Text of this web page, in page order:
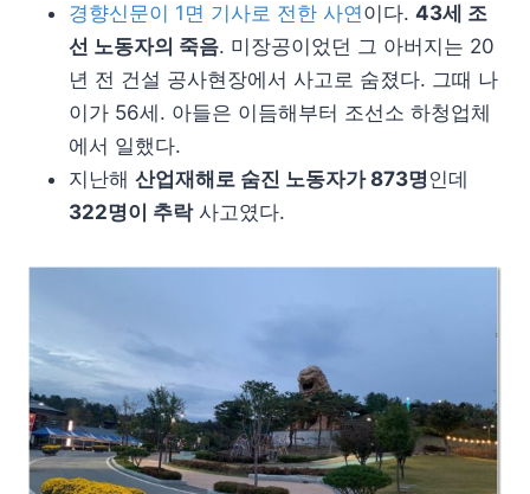
경향신문이 1면 기사로 전한 사연이다. 43세 조
선 노동자의 죽음. 미장공이었던 그 아버지는 20
년 전 건설 공사현장에서 사고로 숨졌다. 그때 나
이가 56세. 아들은 이듬해부터 조선소 하청업체
에서 일했다.
지난해 산업재해로 숨진 노동자가 873명인데
322명이 추락사고였다.